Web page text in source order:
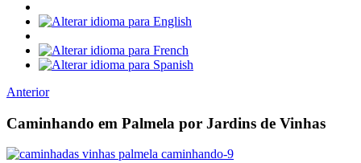
Anterior
Caminhando em Palmela por Jardins de Vinhas